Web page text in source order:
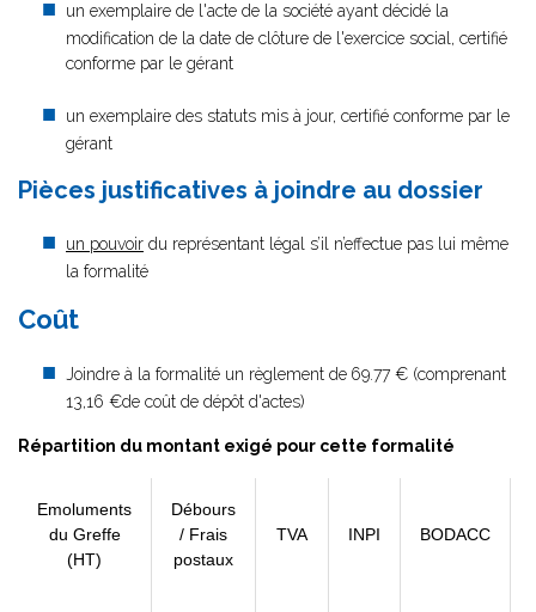
un exemplaire de l'acte de la société ayant décidé la
modification de la date de clôture de l'exercice social, certifié
conforme par le gérant
un exemplaire des statuts mis à jour, certifié conforme par le
gérant
Pièces justificatives à joindre au dossier
un pouvoir du représentant légal s’il n’effectue pas lui même
la formalité
Coût
Joindre à la formalité un règlement de 69.77 € (comprenant
13,16 €de coût de dépôt d'actes)
Répartition du montant exigé pour cette formalité
Emoluments
du Greffe
(HT)
Débours
/ Frais
postaux
TVA INPI BODACC